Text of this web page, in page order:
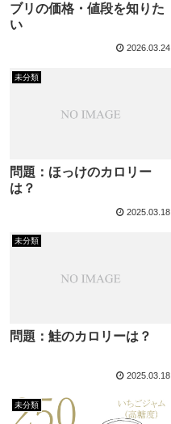
ブリの価格・値段を知りた
い
2026.03.24
未分類
問題：ほっけのカロリー
は？
2025.03.18
未分類
問題：鮭のカロリーは？
2025.03.18
未分類